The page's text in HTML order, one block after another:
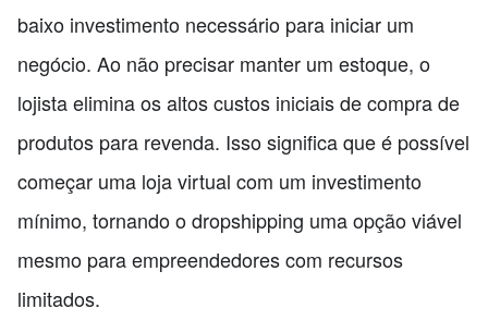
baixo investimento necessário para iniciar um
negócio. Ao não precisar manter um estoque, o
lojista elimina os altos custos iniciais de compra de
produtos para revenda. Isso significa que é possível
começar uma loja virtual com um investimento
mínimo, tornando o dropshipping uma opção viável
mesmo para empreendedores com recursos
limitados.